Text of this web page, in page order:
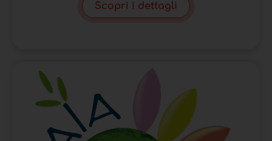
Scopri i dettagli